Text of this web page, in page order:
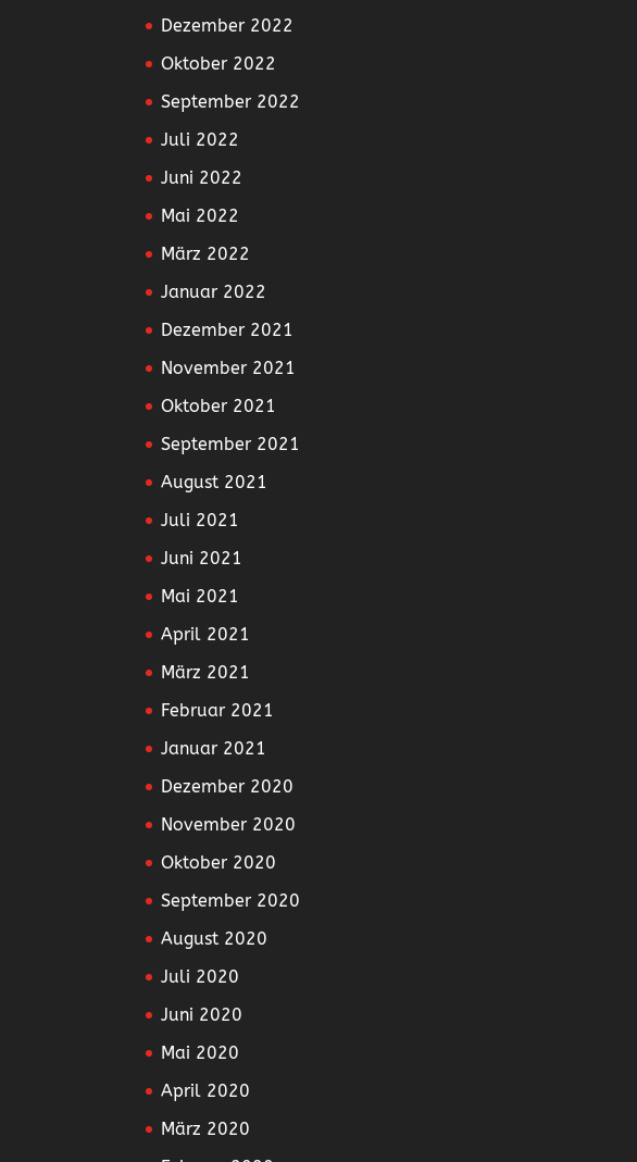
Dezember 2022
Oktober 2022
September 2022
Juli 2022
Juni 2022
Mai 2022
März 2022
Januar 2022
Dezember 2021
November 2021
Oktober 2021
September 2021
August 2021
Juli 2021
Juni 2021
Mai 2021
April 2021
März 2021
Februar 2021
Januar 2021
Dezember 2020
November 2020
Oktober 2020
September 2020
August 2020
Juli 2020
Juni 2020
Mai 2020
April 2020
März 2020